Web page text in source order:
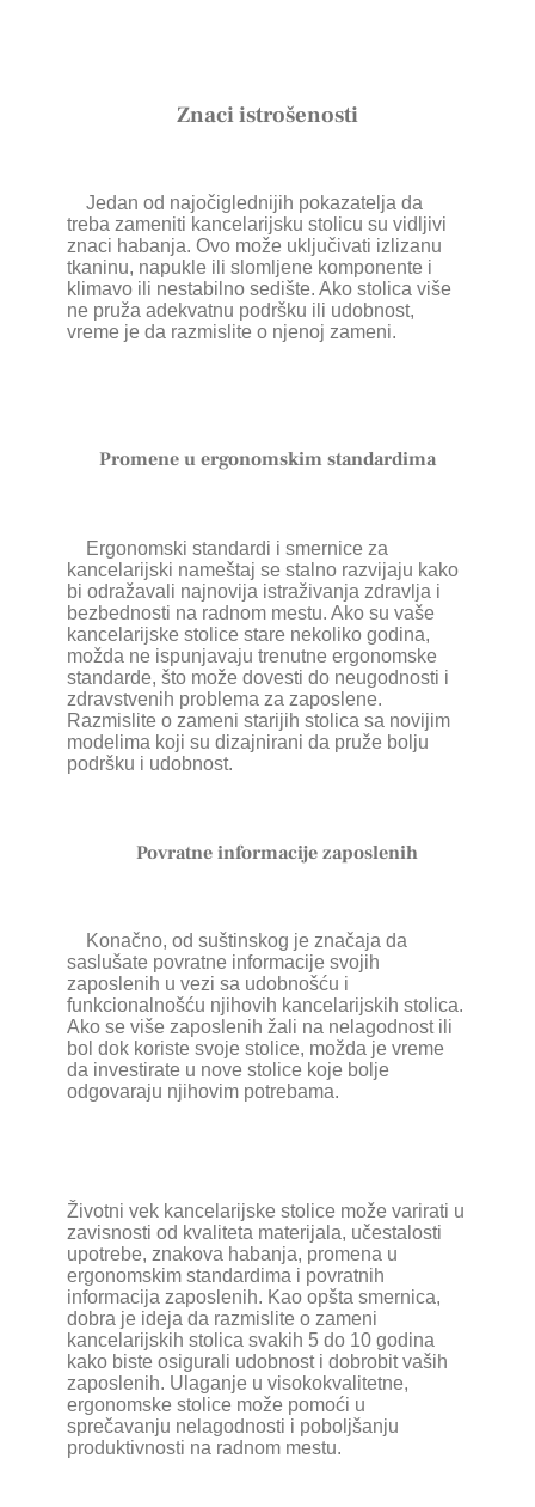
Znaci istrošenosti
Jedan od najočiglednijih pokazatelja da
treba zameniti kancelarijsku stolicu su vidljivi
znaci habanja. Ovo može uključivati izlizanu
tkaninu, napukle ili slomljene komponente i
klimavo ili nestabilno sedište. Ako stolica više
ne pruža adekvatnu podršku ili udobnost,
vreme je da razmislite o njenoj zameni.
Promene u ergonomskim standardima
Ergonomski standardi i smernice za
kancelarijski nameštaj se stalno razvijaju kako
bi odražavali najnovija istraživanja zdravlja i
bezbednosti na radnom mestu. Ako su vaše
kancelarijske stolice stare nekoliko godina,
možda ne ispunjavaju trenutne ergonomske
standarde, što može dovesti do neugodnosti i
zdravstvenih problema za zaposlene.
Razmislite o zameni starijih stolica sa novijim
modelima koji su dizajnirani da pruže bolju
podršku i udobnost.
Povratne informacije zaposlenih
Konačno, od suštinskog je značaja da
saslušate povratne informacije svojih
zaposlenih u vezi sa udobnošću i
funkcionalnošću njihovih kancelarijskih stolica.
Ako se više zaposlenih žali na nelagodnost ili
bol dok koriste svoje stolice, možda je vreme
da investirate u nove stolice koje bolje
odgovaraju njihovim potrebama.
Životni vek kancelarijske stolice može varirati u
zavisnosti od kvaliteta materijala, učestalosti
upotrebe, znakova habanja, promena u
ergonomskim standardima i povratnih
informacija zaposlenih. Kao opšta smernica,
dobra je ideja da razmislite o zameni
kancelarijskih stolica svakih 5 do 10 godina
kako biste osigurali udobnost i dobrobit vaših
zaposlenih. Ulaganje u visokokvalitetne,
ergonomske stolice može pomoći u
sprečavanju nelagodnosti i poboljšanju
produktivnosti na radnom mestu.